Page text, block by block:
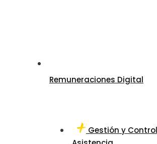
Remuneraciones Digital
Gestión y